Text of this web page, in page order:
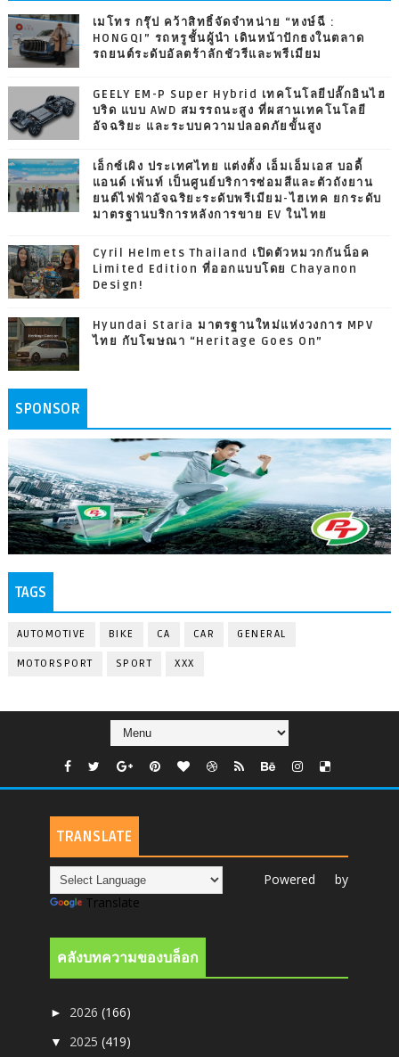
เมโทร กรุ๊ป คว้าสิทธิ์จัดจำหน่าย “หงษ์ฉี :
HONGQI” รถหรูชั้นผู้นำ เดินหน้าปักธงในตลาด
รถยนต์ระดับอัลตร้าลักชัวรีและพรีเมียม
GEELY EM-P Super Hybrid เทคโนโลยีปลั๊กอินไฮ
บริด แบบ AWD สมรรถนะสูง ที่ผสานเทคโนโลยี
อัจฉริยะ และระบบความปลอดภัยขั้นสูง
เอ็กซ์เผิง ประเทศไทย แต่งตั้ง เอ็มเอ็มเอส บอดี้
แอนด์ เพ้นท์ เป็นศูนย์บริการซ่อมสีและตัวถังยาน
ยนต์ไฟฟ้าอัจฉริยะระดับพรีเมียม-ไฮเทค ยกระดับ
มาตรฐานบริการหลังการขาย EV ในไทย
Cyril Helmets Thailand เปิดตัวหมวกกันน็อค
Limited Edition ที่ออกแบบโดย Chayanon
Design!
Hyundai Staria มาตรฐานใหม่แห่งวงการ MPV
ไทย กับโฆษณา “Heritage Goes On”
SPONSOR
TAGS
AUTOMOTIVE BIKE CA CAR GENERAL
MOTORSPORT SPORT XXX
TRANSLATE
Powered by
Translate
คลังบทความของบล็อก
► 2026(166)
▼ 2025(419)